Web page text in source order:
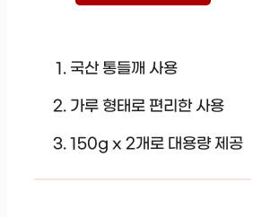
국산 통들깨 사용
가루 형태로 편리한 사용
150g x 2개로 대용량 제공